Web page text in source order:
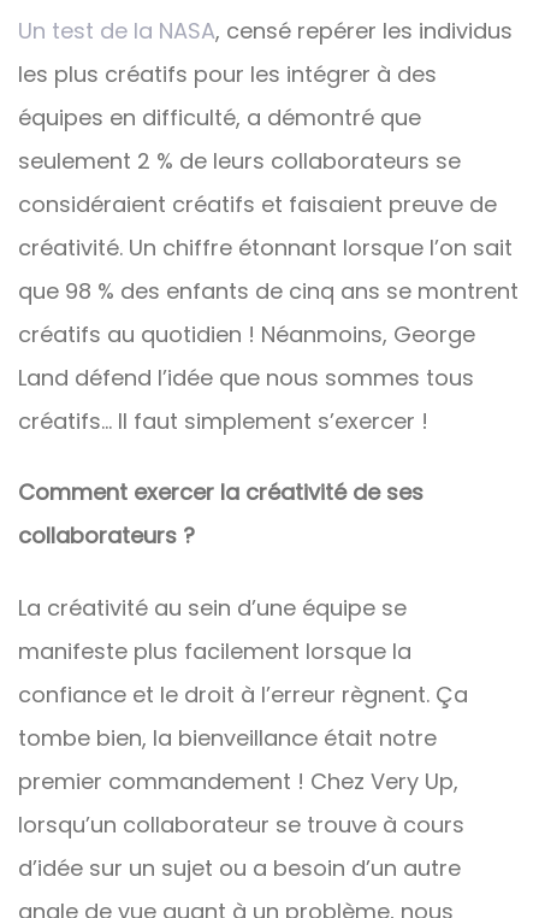
Un test de la NASA, censé repérer les individus
les plus créatifs pour les intégrer à des
équipes en difficulté, a démontré que
seulement 2 % de leurs collaborateurs se
considéraient créatifs et faisaient preuve de
créativité. Un chiffre étonnant lorsque l’on sait
que 98 % des enfants de cinq ans se montrent
créatifs au quotidien ! Néanmoins, George
Land défend l’idée que nous sommes tous
créatifs… Il faut simplement s’exercer !
Comment exercer la créativité de ses
collaborateurs ?
La créativité au sein d’une équipe se
manifeste plus facilement lorsque la
confiance et le droit à l’erreur règnent. Ça
tombe bien, la bienveillance était notre
premier commandement ! Chez Very Up,
lorsqu’un collaborateur se trouve à cours
d’idée sur un sujet ou a besoin d’un autre
angle de vue quant à un problème, nous